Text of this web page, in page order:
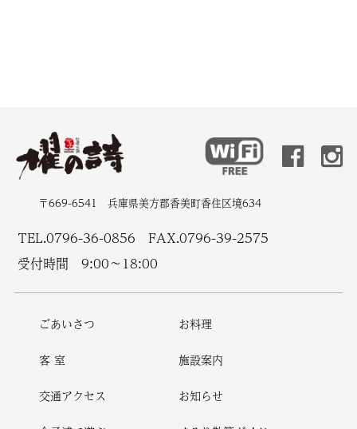
〒669-6541 兵庫県美方郡香美町香住区境634
TEL.0796-36-0856 FAX.0796-39-2575
受付時間 9:00〜18:00
ごあいさつ お料理
客 室 施設案内
交通アクセス お知らせ